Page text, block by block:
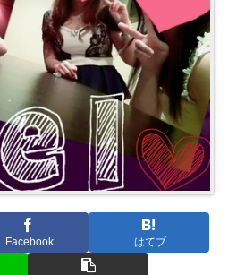
Facebook はてブ